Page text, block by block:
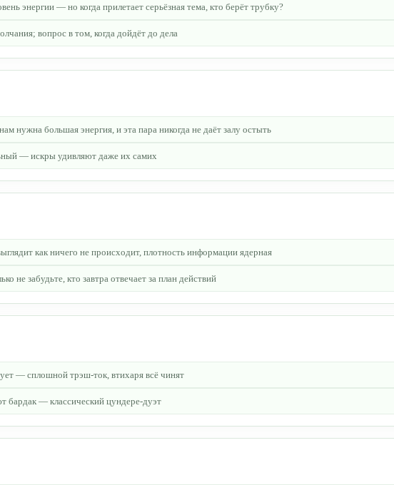
энергии — но когда прилетает серьёзная тема, кто берёт трубку?
вопрос в том, когда дойдёт до дела
нужна большая энергия, и эта пара никогда не даёт залу остыть
— искры удивляют даже их самих
как ничего не происходит, плотность информации ядерная
не забудьте, кто завтра отвечает за план действий
— сплошной трэш-ток, втихаря всё чинят
бардак — классический цундере-дуэт